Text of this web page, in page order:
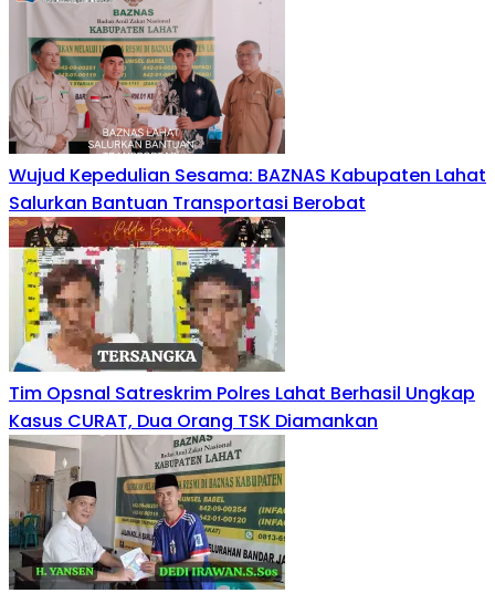
Wujud Kepedulian Sesama: BAZNAS Kabupaten Lahat
Salurkan Bantuan Transportasi Berobat
Tim Opsnal Satreskrim Polres Lahat Berhasil Ungkap
Kasus CURAT, Dua Orang TSK Diamankan